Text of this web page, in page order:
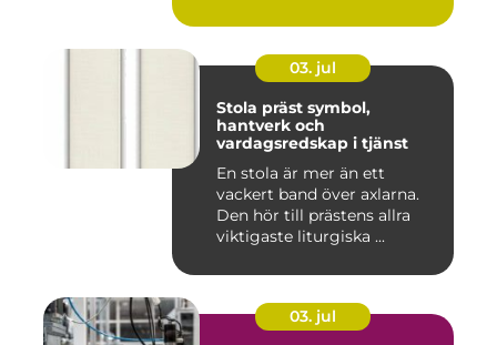
03. jul
Stola präst symbol,
hantverk och
vardagsredskap i tjänst
En stola är mer än ett
vackert band över axlarna.
Den hör till prästens allra
viktigaste liturgiska ...
03. jul